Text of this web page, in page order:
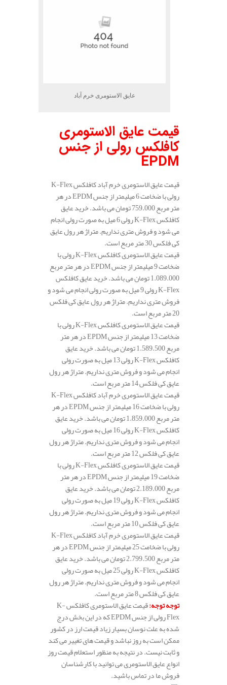
عایق الاستومری خرم آباد
قیمت عایق الاستومری
کافلکس رولی از جنس
EPDM
قیمت عایق الاستومری خرم آباد کافلکس K-Flex
رولی با ضخامت 6 میلیمتر از جنس EPDM در هر
متر مربع 759.000 تومان می باشد. خرید عایق
کافلکس K-Flex رولی 6 میل به صورت رولی انجام
می شود و فروش متری نداریم. متراژ هر رول عایق
کی فلکس 30 متر مربع است.
قیمت عایق الاستومری کافلکس K-Flex رولی با
ضخامت 9 میلیمتر از جنس EPDM در هر متر مربع
1.089.000 تومان می باشد. خرید عایق کافلکس
K-Flex رولی 9 میل به صورت رولی انجام می شود و
فروش متری نداریم. متراژ هر رول عایق کی فلکس
20 متر مربع است.
قیمت عایق الاستومری کافلکس K-Flex رولی با
ضخامت 13 میلیمتر از جنس EPDM در هر متر
مربع 1.589.500 تومان می باشد. خرید عایق
کافلکس K-Flex رولی 13 میل به صورت رولی
انجام می شود و فروش متری نداریم. متراژ هر رول
عایق کی فلکس 14 متر مربع است.
قیمت عایق الاستومری خرم آباد کافلکس K-Flex
رولی با ضخامت 16 میلیمتر از جنس EPDM در هر
متر مربع 1.859.000 تومان می باشد. خرید عایق
کافلکس K-Flex رولی 16 میل به صورت رولی
انجام می شود و فروش متری نداریم. متراژ هر رول
عایق کی فلکس 12 متر مربع است.
قیمت عایق الاستومری کافلکس K-Flex رولی با
ضخامت 19 میلیمتر از جنس EPDM در هر متر
مربع 2.189.000 تومان می باشد. خرید عایق
کافلکس K-Flex رولی 19 میل به صورت رولی
انجام می شود و فروش متری نداریم. متراژ هر رول
عایق کی فلکس 10 متر مربع است.
قیمت عایق الاستومری خرم آباد کافلکس K-Flex
رولی با ضخامت 25 میلیمتر از جنس EPDM در هر
متر مربع 2.799.500 تومان می باشد. خرید عایق
کافلکس K-Flex رولی 25 میل به صورت رولی
انجام می شود و فروش متری نداریم. متراژ هر رول
عایق کی فلکس 8 متر مربع است.
توجه توجه:
قیمت عایق الاستومری کافلکس K-
Flex رولی از جنس EPDM که در این بخش درج
شده به علت نوسان بسیار زیاد قیمت ارز در کشور
ممکن است به روز نباشد و قیمت های تغییر می کند
و ثابت نیست. در نتیجه به منظور استعلام قیمت روز
انواع عایق الاستومری می توانید با کارشناسان
فروش ما در تماس باشید.